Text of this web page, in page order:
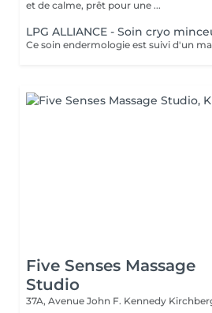
et de calme, prêt pour une ...
LPG ALLIANCE - Soin cryo
Five Senses Massage
Studio
37A, Avenue John F. Kennedy